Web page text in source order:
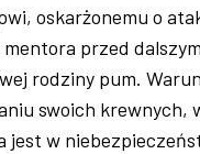
oskarżonemu o
przed
rodziny pum.
swoich krewnych,
w